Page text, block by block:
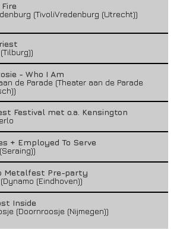
Fire
(TivoliVredenburg (Utrecht))
- Who I Am
de Parade (Theater aan de Parade
Festival met o.a. Kensington
+ Employed To Serve
Metalfest Pre-party
(Eindhoven))
Inside
(Doornroosje (Nijmegen))